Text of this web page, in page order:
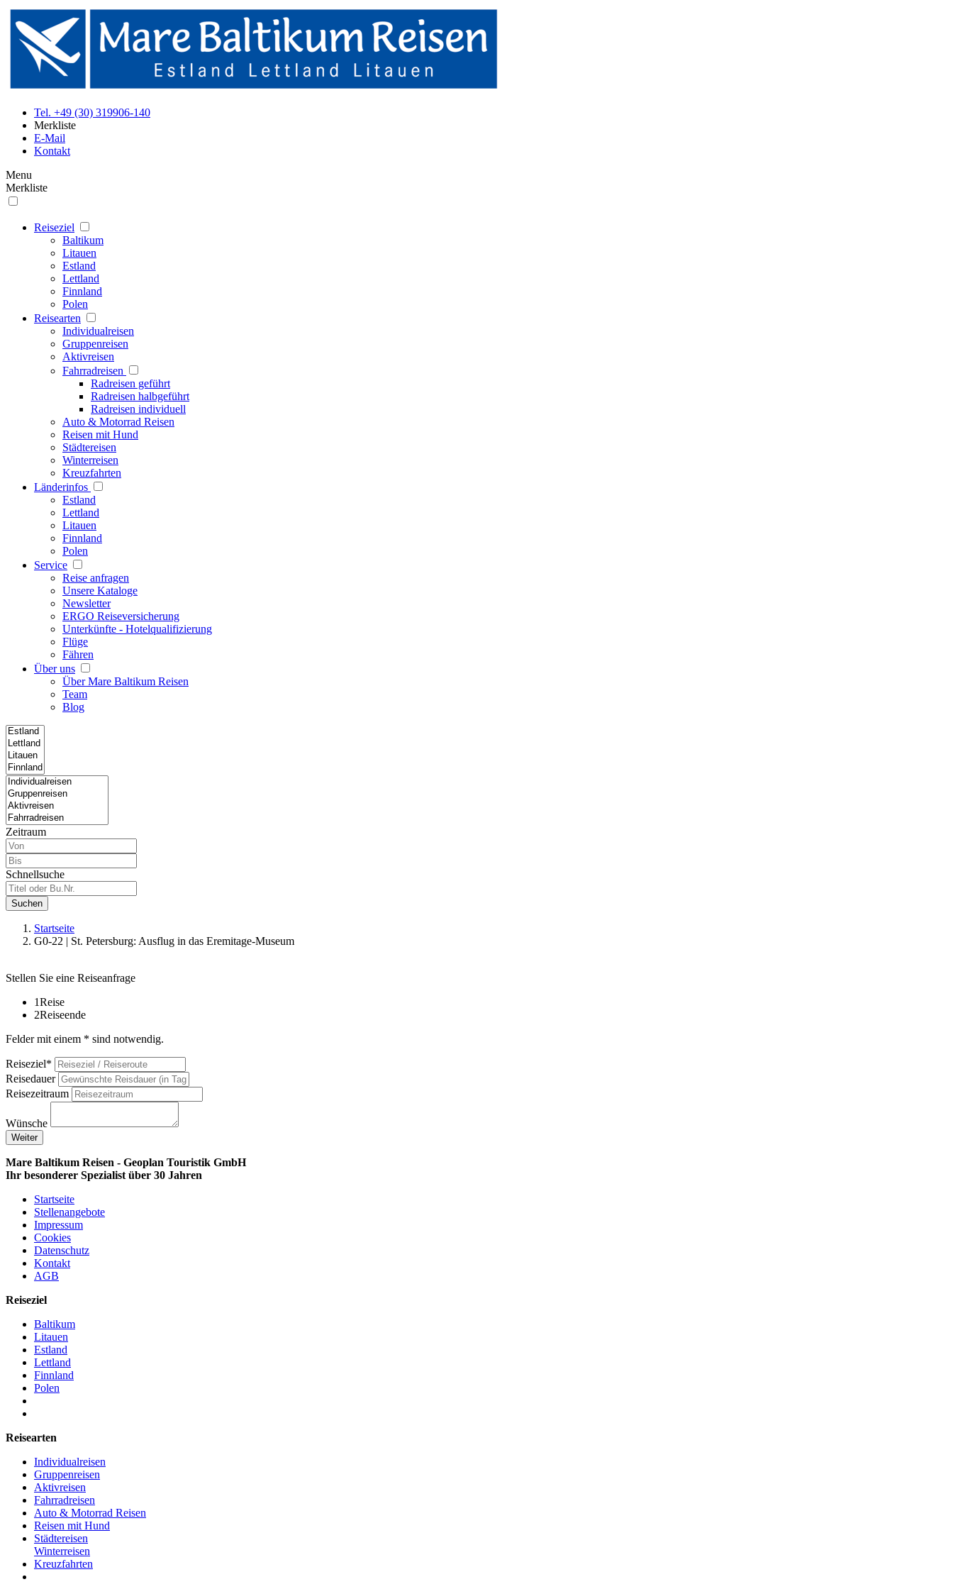
Tel. +49 (30) 319906-140
Merkliste
E-Mail
Kontakt
Menu
Merkliste
Reiseziel
Baltikum
Litauen
Estland
Lettland
Finnland
Polen
Reisearten
Individualreisen
Gruppenreisen
Aktivreisen
Fahrradreisen
Radreisen geführt
Radreisen halbgeführt
Radreisen individuell
Auto & Motorrad Reisen
Reisen mit Hund
Städtereisen
Winterreisen
Kreuzfahrten
Länderinfos
Estland
Lettland
Litauen
Finnland
Polen
Service
Reise anfragen
Unsere Kataloge
Newsletter
ERGO Reiseversicherung
Unterkünfte - Hotelqualifizierung
Flüge
Fähren
Über uns
Über Mare Baltikum Reisen
Team
Blog
Zeitraum
Schnellsuche
Suchen
Startseite
G0-22 | St. Petersburg: Ausflug in das Eremitage-Museum
Stellen Sie eine Reiseanfrage
1Reise
2Reiseende
Felder mit einem * sind notwendig.
Reiseziel*
Reisedauer
Reisezeitraum
Wünsche
Weiter
Mare Baltikum Reisen - Geoplan Touristik GmbH
Ihr besonderer Spezialist über 30 Jahren
Startseite
Stellenangebote
Impressum
Cookies
Datenschutz
Kontakt
AGB
Reiseziel
Baltikum
Litauen
Estland
Lettland
Finnland
Polen
Reisearten
Individualreisen
Gruppenreisen
Aktivreisen
Fahrradreisen
Auto & Motorrad Reisen
Reisen mit Hund
Städtereisen
Winterreisen
Kreuzfahrten